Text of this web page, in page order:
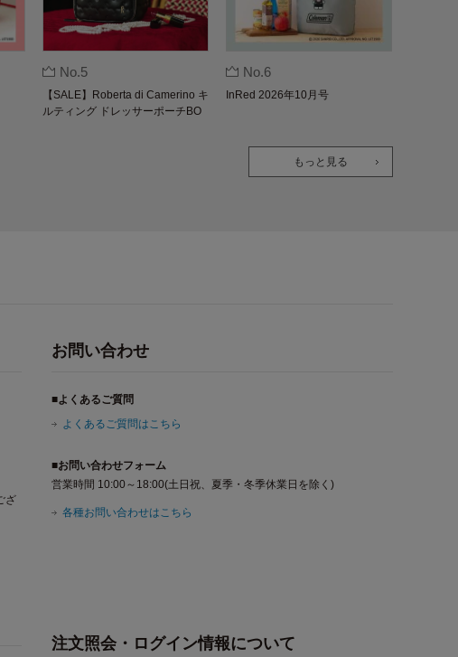
No.5
【SALE】Roberta di Camerino キ
ルティング ドレッサーポーチBO
No.6
InRed 2026年10月号
もっと見る
ざ
お問い合わせ
■よくあるご質問
よくあるご質問はこちら
■お問い合わせフォーム
営業時間 10:00～18:00(土日祝、夏季・冬季休業日を除く)
各種お問い合わせはこちら
注文照会・ログイン情報について